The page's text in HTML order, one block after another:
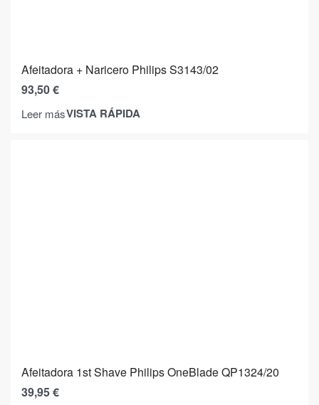
Afeitadora + Naricero Philips S3143/02
93,50€
Leer másVISTA RÁPIDA
Afeitadora 1st Shave Philips OneBlade QP1324/20
39,95€